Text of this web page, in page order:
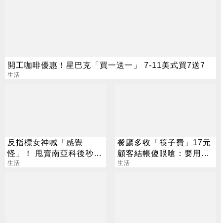
開工咖啡優惠！星巴克「買一送一」 7-11美式買7送7
生活
反指標女神喊「感覺
怪」！ 甩賣南亞科後秒翻
紅 網笑：謝饒命
生活
餐廳多收「筷子費」17元
顧客結帳傻眼嗆：要用手
吃嗎？
生活